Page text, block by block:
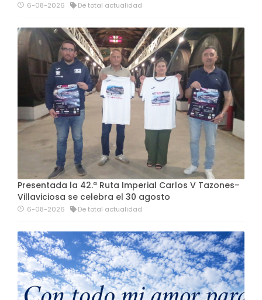
6-08-2026 De total actualidad
Presentada la 42.ª Ruta Imperial Carlos V Tazones–
Villaviciosa se celebra el 30 agosto
6-08-2026 De total actualidad